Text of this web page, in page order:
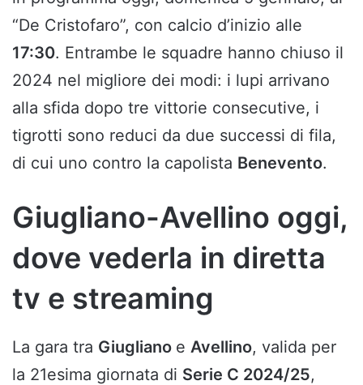
“De Cristofaro”, con calcio d’inizio alle
17:30. Entrambe le squadre hanno chiuso il
2024 nel migliore dei modi: i lupi arrivano
alla sfida dopo tre vittorie consecutive, i
tigrotti sono reduci da due successi di fila,
di cui uno contro la capolista Benevento.
Giugliano-Avellino oggi,
dove vederla in diretta
tv e streaming
La gara tra Giugliano e Avellino, valida per
la 21esima giornata di Serie C 2024/25,